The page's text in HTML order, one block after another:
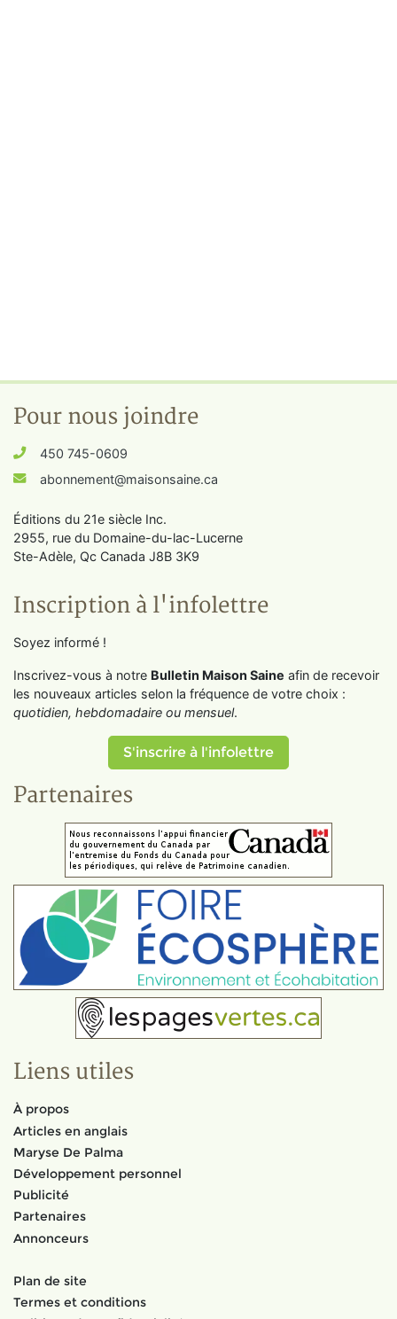
Pour nous joindre
450 745-0609
abonnement@maisonsaine.ca
Éditions du 21e siècle Inc.
2955, rue du Domaine-du-lac-Lucerne
Ste-Adèle, Qc Canada J8B 3K9
Inscription à l'infolettre
Soyez informé !
Inscrivez-vous à notre Bulletin Maison Saine afin de recevoir
les nouveaux articles selon la fréquence de votre choix :
quotidien, hebdomadaire ou mensuel.
S'inscrire à l'infolettre
Partenaires
Liens utiles
À propos
Articles en anglais
Maryse De Palma
Développement personnel
Publicité
Partenaires
Annonceurs
Plan de site
Termes et conditions